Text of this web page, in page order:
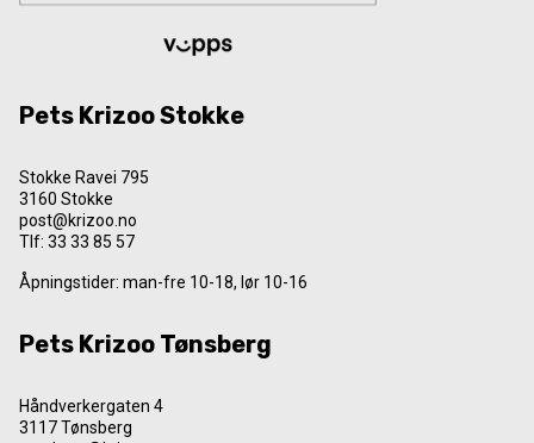
Pets Krizoo Stokke
Stokke Ravei 795
3160 Stokke
post@krizoo.no
Tlf: 33 33 85 57
Åpningstider: man-fre 10-18, lør 10-16
Pets Krizoo Tønsberg
Håndverkergaten 4
3117 Tønsberg